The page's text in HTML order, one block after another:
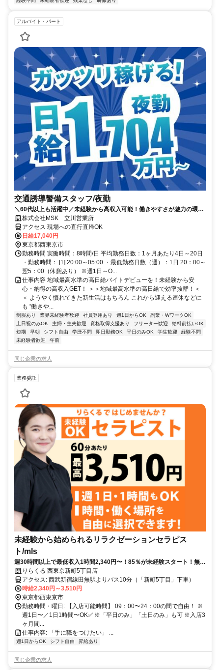
アルバイト・パート
交通誘導警備スタッフ/夜勤
＼60代以上も活躍中／未経験から高収入可能！働きやすさが魅力の環境
で警備員デビューをしませんか！【月収34万円以上可能！日払いも
OK！】勤務3日前迄シフト申請が可能です！週1日～・短期もOK！あな
たのライフスタイルに合わせてお仕事しませんか！未経験者大歓迎！年
代幅広く活躍しています。
株式会社MSK 立川営業所
アクセス 現場への直行直帰OK
日給17,040円
東京都西東京市
勤務時間 実働時間：8時間/日 平均勤務日数：1ヶ月あたり4日～20日
・勤務時間： [1] 20:00～05:00 ・最低勤務日数（週）：1日 20：00～
翌5：00（休憩あり） ※週1日～O...
仕事内容 地域最高水準の高日給バイトデビューを！未経験から安
心・納得の高収入GET！ ＞＞地域最高水準の高日給で効率抜群！＜
＜ ようやく慣れてきた新生活はもちろん これから迎える連休などに
も ”働きや...
制服あり 業界未経験者歓迎 社員登用あり 週1日からOK
副業・WワークOK
土日祝のみOK
主婦・主夫歓迎 資格取得支援あり フリーター歓迎
給料前払いOK
短期
早朝 シフト自由 学歴不問 即日勤務OK 平日のみOK 学生歓迎
経験不問
未経験者歓迎
午前
同じ企業の求人
業務委託
未経験から始められるリラクゼーションセラピス
ト/mls
週30時間以上で最低収入1時間2,340円〜！85％が未経験スタート！無料
トレで一生モノの技術を習得✅好きな時間に収入を得られます⏰【東京
都西東京市新町】
りらくる 西東京新町5丁目店
アクセス: 西武新宿線田無駅よりバス10分（「新町5丁目」下車）
時給2,340円～3,510円
東京都西東京市
勤務時間・曜日: 【入店可能時間】 09：00〜24：00の間で自由！ ※
週1日〜／1日1時間〜OK✅ ※「平日のみ」「土日のみ」も可 ※入店3
ヶ月間...
仕事内容: 「手に職をつけたい」 ...
週1日からOK シフト自由 昇給あり
同じ企業の求人